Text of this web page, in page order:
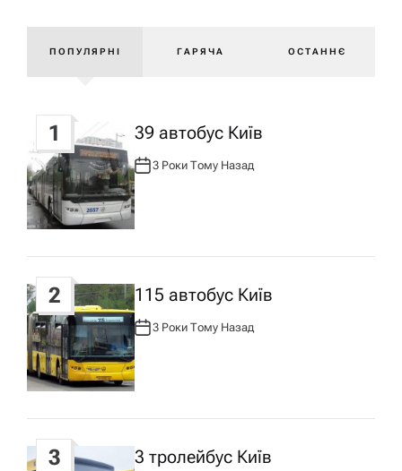
а
ц
і
я
з
а
п
и
с
у
ПОПУЛЯРНІ ГАРЯЧА ОСТАННЄ
1 39 автобус Київ
А
В
Т
О
Р
:
3 Роки Тому Назад
2 115 автобус Київ
А
Т
О
Р
:
3 Роки Тому Назад
3 3 тролейбус Київ